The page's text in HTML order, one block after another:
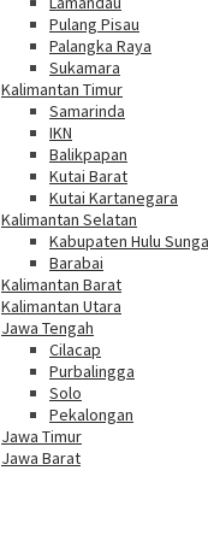
Pulang Pisau
Palangka Raya
Sukamara
Kalimantan Timur
Samarinda
IKN
Balikpapan
Kutai Barat
Kutai Kartanegara
Kalimantan Selatan
Kabupaten Hulu
Barabai
Kalimantan Barat
Kalimantan Utara
Jawa Tengah
Cilacap
Purbalingga
Solo
Pekalongan
Jawa Timur
Jawa Barat